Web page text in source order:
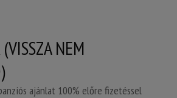
NEM
ajánlat 100% előre fizetéssel